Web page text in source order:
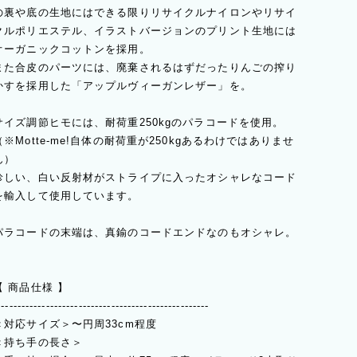
裏や底の生地にはできる限りリサイクルナイロンやリサイ
ルポリエステル、イラストバージョンのプリント生地には
ーガニックコットンを採用。
た合皮のパーツには、廃棄されるはずだったりんごの搾り
すを採用した「アップルヴィーガンレザー」を。
イズ調節ヒモには、耐荷重250kgのパラコードを使用。
※Motte-me!自体の耐荷重が250kgあるわけではありませ
しい、白い反射材がストライプに入ったオシャレなコード
輸入して使用しています。
ラコードの末端は、真鍮のコードエンドなのもオシャレ。
商品仕様 】
対応サイズ＞〜円周33cm程度
持ち手の長さ＞